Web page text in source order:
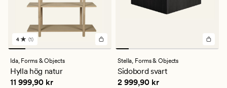
1
omdömen
med
ett
genomsnittligt
betyg
4 (1)
Ida, Forms & Objects
Hylla hög natur
Pris 11 999,90 kr
11 999,90 kr
Stella, Forms & Objects
Sidobord svart
Pris 2 999,90 kr
2 999,90 kr